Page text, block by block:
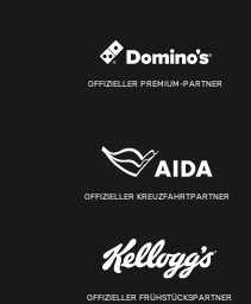
OFFIZIELLER PREMIUM-PARTNER
OFFIZIELLER KREUZFAHRTPARTNER
OFFIZIELLER FRÜHSTÜCKSPARTNER